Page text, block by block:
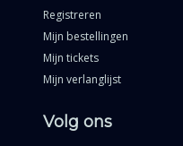
Registreren
Mijn bestellingen
Mijn tickets
Mijn verlanglijst
Volg ons